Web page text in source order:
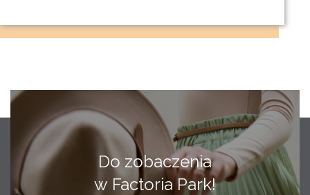
Do zobaczenia
w Factoria Park!